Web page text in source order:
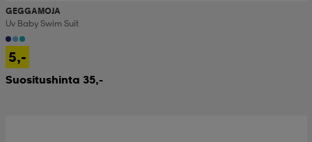
GEGGAMOJA
Uv Baby Swim Suit
5,-
Suositushinta 35,-